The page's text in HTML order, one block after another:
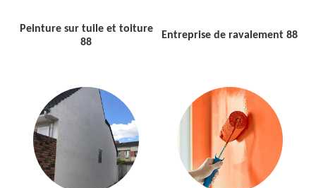
Peinture sur tuile et toiture
88
Entreprise de ravalement 88